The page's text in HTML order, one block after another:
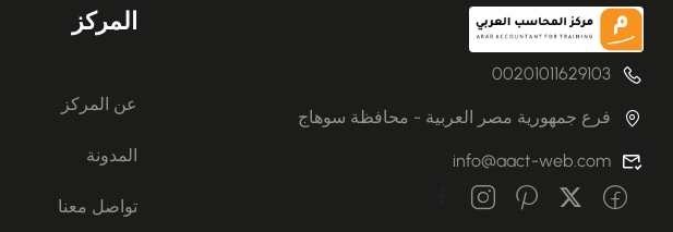
00201011629103
فرع جمهورية مصر العربية - محافظة سوهاج
info@aact-web.com
المركز
عن المركز
المدونة
تواصل معنا